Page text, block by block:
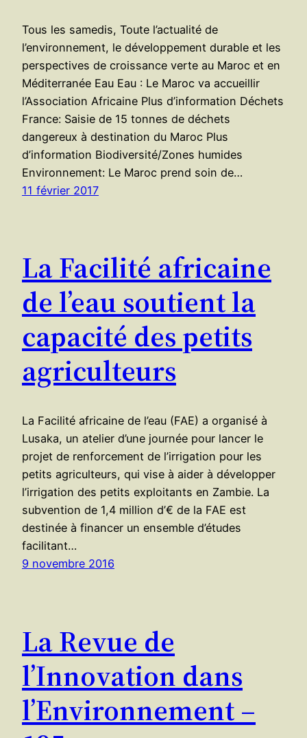
Tous les samedis, Toute l’actualité de
l’environnement, le développement durable et les
perspectives de croissance verte au Maroc et en
Méditerranée Eau Eau : Le Maroc va accueillir
l’Association Africaine Plus d’information Déchets
France: Saisie de 15 tonnes de déchets
dangereux à destination du Maroc Plus
d’information Biodiversité/Zones humides
Environnement: Le Maroc prend soin de…
11 février 2017
La Facilité africaine
de l’eau soutient la
capacité des petits
agriculteurs
La Facilité africaine de l’eau (FAE) a organisé à
Lusaka, un atelier d’une journée pour lancer le
projet de renforcement de l’irrigation pour les
petits agriculteurs, qui vise à aider à développer
l’irrigation des petits exploitants en Zambie. La
subvention de 1,4 million d’€ de la FAE est
destinée à financer un ensemble d’études
facilitant…
9 novembre 2016
La Revue de
l’Innovation dans
l’Environnement –